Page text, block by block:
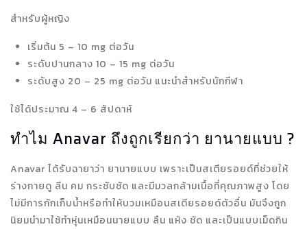
สำหรับผู้หญิง
เริ่มต้น 5 – 10 mg ต่อวัน
ระดับปานกลาง 10 – 15 mg ต่อวัน
ระดับสูง 20 – 25 mg ต่อวัน แนะนำสำหรับนักกีฬา
ใช้ได้ประมาณ 4 – 6 สัปดาห์
ทำไม Anavar ถึงถูกเรียกว่า ยานายแบบ ?
Anavar ได้รับฉายาว่า ยานายแบบ เพราะเป็นสเตียรอยด์ที่ช่วยให้
ร่างกายดู ลีน คม กระชับชัด และมีมวลกล้ามเนื้อที่คุณภาพสูง โดย
ไม่มีการกักเก็บน้ำหรือทำให้บวมเหมือนสเตียรอยด์ตัวอื่น มันจึงถูก
นิยมนำมาใช้ทำหุ่นเหมือนนายแบบ ลืน แห้ง ชัด และเป็นแบบเม็ดกิน